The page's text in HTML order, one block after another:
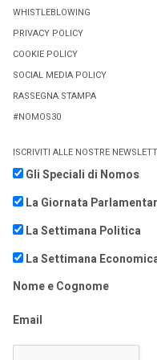
WHISTLEBLOWING
PRIVACY POLICY
COOKIE POLICY
SOCIAL MEDIA POLICY
RASSEGNA STAMPA
#NOMOS30
ISCRIVITI ALLE NOSTRE
Gli Speciali di Nomos
La Giornata
La Settimana Politica
La Settimana
Nome e Cognome
Email